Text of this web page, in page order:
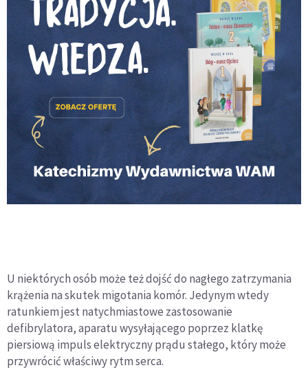
U niektórych osób może też dojść do nagłego zatrzymania
krążenia na skutek migotania komór. Jedynym wtedy
ratunkiem jest natychmiastowe zastosowanie
defibrylatora, aparatu wysyłającego poprzez klatkę
piersiową impuls elektryczny prądu stałego, który może
przywrócić właściwy rytm serca.